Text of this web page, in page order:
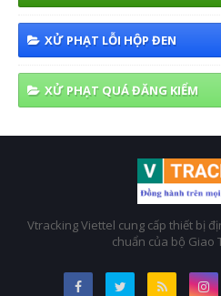
XỬ PHẠT LỖI HỘP ĐEN
XỬ PHẠT QUÁ ĐĂNG KIỂM
Vtracking Viettel cung cấp thiết bị
chuẩn của bộ Giao